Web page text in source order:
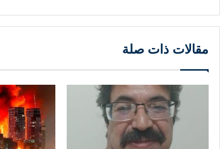
مقالات ذات صلة